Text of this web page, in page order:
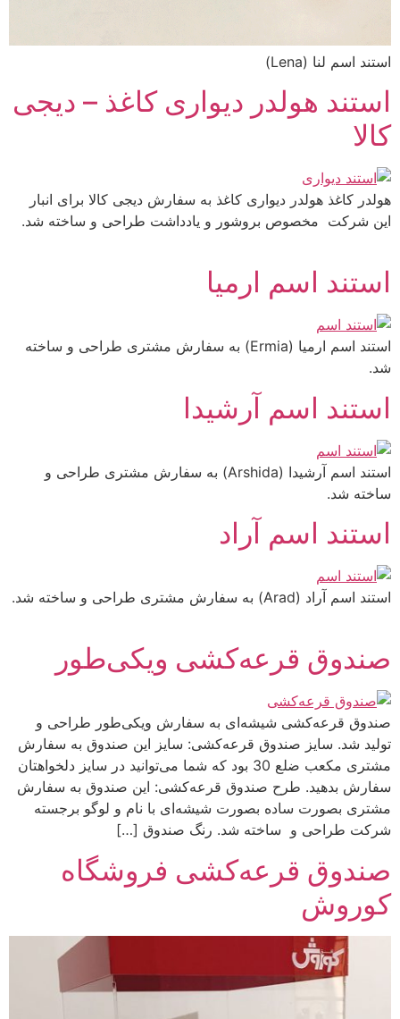
استند اسم لنا (Lena)
استند هولدر دیواری کاغذ – دیجی
کالا
هولدر کاغذ هولدر دیواری کاغذ به سفارش دیجی کالا برای انبار
این شرکت مخصوص بروشور و یادداشت طراحی و ساخته شد.
استند اسم ارمیا
استند اسم ارمیا (Ermia) به سفارش مشتری طراحی و ساخته
شد.
استند اسم آرشیدا
استند اسم آرشیدا (Arshida) به سفارش مشتری طراحی و
ساخته شد.
استند اسم آراد
استند اسم آراد (Arad) به سفارش مشتری طراحی و ساخته شد.
صندوق قرعه‌کشی ویکی‌طور
صندوق قرعه‌کشی شیشه‌ای به سفارش ویکی‌طور طراحی و
تولید شد. سایز صندوق قرعه‌کشی: سایز این صندوق به سفارش
مشتری مکعب ضلع 30 بود که شما می‌توانید در سایز دلخواهتان
سفارش بدهید. طرح‌ صندوق قرعه‌کشی: این صندوق به سفارش
مشتری بصورت ساده بصورت شیشه‌ای با نام و لوگو برجسته
شرکت طراحی و ساخته شد. رنگ‌ صندوق […]
صندوق قرعه‌کشی فروشگاه
کوروش